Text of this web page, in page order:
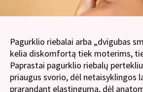
Pagurklio riebalai arba „dvigubas
kelia diskomfortą tiek moterims,
Paprastai pagurklio riebalų
priaugus svorio, dėl netaisyklingos
prarandant elastingumą, dėl